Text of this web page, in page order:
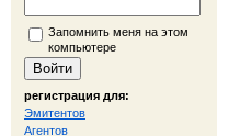
Запомнить меня на этом
компьютере
регистрация для:
Эмитентов
Агентов